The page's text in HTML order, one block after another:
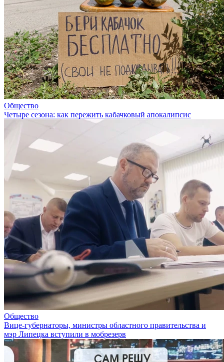
Общество
Четыре сезона: как пережить кабачковый апокалипсис
Общество
Вице-губернаторы, министры областного правительства и
мэр Липецка вступили в мобрезерв